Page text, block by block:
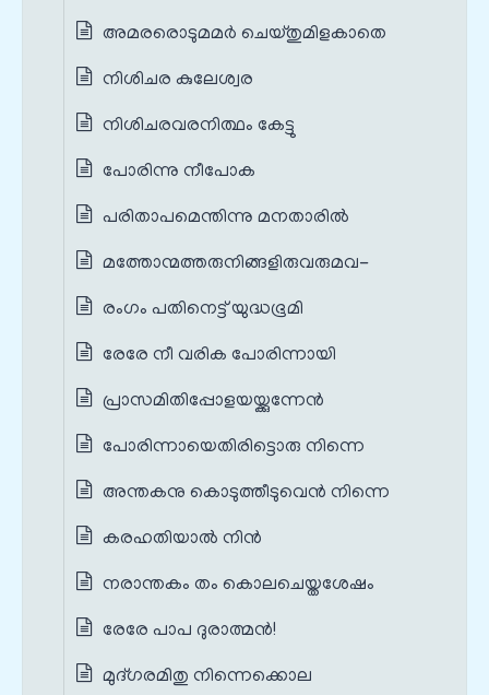
അമരരൊടുമമർ ചെയ്തുമിളകാതെ
നിശിചര കുലേശ്വര
നിശിചരവരനിത്ഥം കേട്ടു
പോരിന്നു നീപോക
പരിതാപമെന്തിന്നു മനതാരിൽ
മത്തോന്മത്തരുനിങ്ങളിരുവരുമവ-
രംഗം പതിനെട്ട് യുദ്ധഭൂമി
രേരേ നീ വരിക പോരിന്നായി
പ്രാസമിതിപ്പോളയയ്ക്കുന്നേൻ
പോരിന്നായെതിരിട്ടൊരു നിന്നെ
അന്തകനു കൊടുത്തീടുവെൻ നിന്നെ
കരഹതിയാൽ നിൻ
നരാന്തകം തം കൊലചെയ്തശേഷം
രേരേ പാപ ദുരാത്മൻ!
മുദ്ഗരമിതു നിന്നെക്കൊല